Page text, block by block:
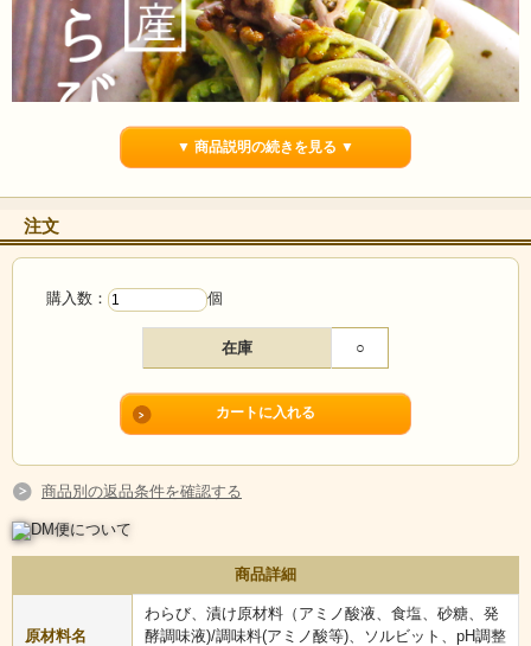
シャキシャキ！わらびの白醤油漬け
にマッチする、わらびの白醬油漬け。
春の山菜の旨みを存分に味わえる一品です。
ご飯にもお酒にも合う、白醬油漬けの魅力をぜひお試しください。
▼ 商品説明の続きを見る ▼
注文
購入数： 個
在庫 ○
商品別の返品条件を確認する
商品詳細
原材料名
わらび、漬け原材料（アミノ酸液、食塩、砂糖、発
酵調味液)/調味料(アミノ酸等)、ソルビット、pH調整